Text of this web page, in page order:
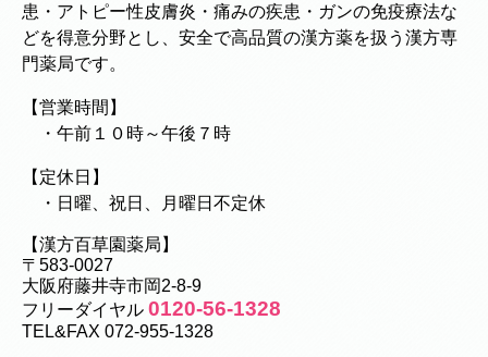
患・アトピー性皮膚炎・痛みの疾患・ガンの免疫療法な
どを得意分野とし、安全で高品質の漢方薬を扱う漢方専
門薬局です。
【営業時間】
・午前１０時～午後７時
【定休日】
・日曜、祝日、月曜日不定休
【漢方百草園薬局】
〒583-0027
大阪府藤井寺市岡2-8-9
フリーダイヤル 0120-56-1328
TEL&FAX 072-955-1328